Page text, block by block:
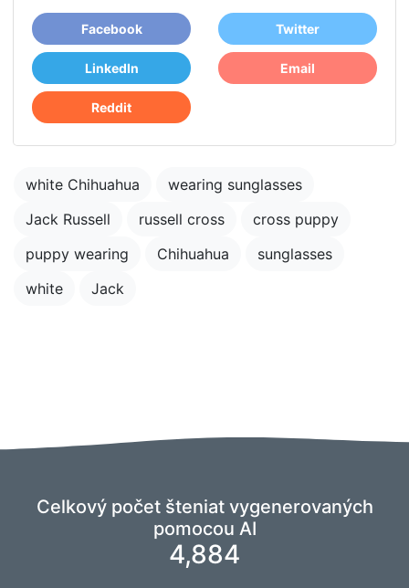
Facebook Twitter
LinkedIn Email
Reddit
white Chihuahua
wearing sunglasses
Jack Russell
russell cross
cross puppy
puppy wearing
Chihuahua
sunglasses
white
Jack
Celkový počet šteniat vygenerovaných
pomocou AI
4,884